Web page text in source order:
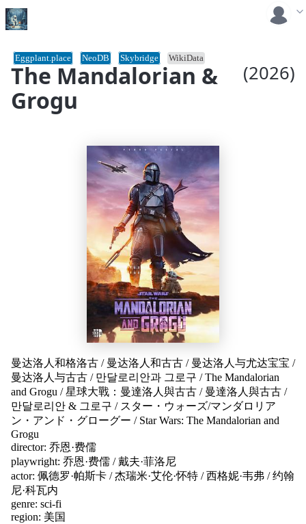
The Mandalorian &
Grogu
(2026)
Eggplant.place NeoDB Skybridge WikiData
曼达洛人和格洛古 / 曼达洛人和古古 / 曼达洛人与尤达宝宝 /
曼达洛人与古古 / 만달로리안과 그로구 /The Mandalorian
and Grogu /星球大戰：曼達洛人與古古 / 曼達洛人與古古 /
만달로리안 & 그로구 / スター・ウォーズ/マンダロリア
ン・アンド・グローグー / Star Wars: The Mandalorian and
Grogu
director: 乔恩·费儒
playwright: 乔恩·费儒 /戴夫·菲洛尼
actor: 佩德罗·帕斯卡 /杰瑞米·艾伦·怀特 /西格妮·韦弗 /约翰
尼·科瓦内
genre: sci-fi
region: 美国